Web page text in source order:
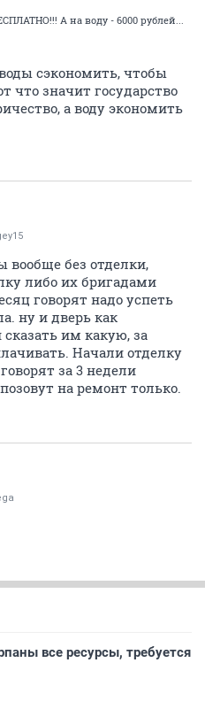
А на воду - 6000 рублей...
сэкономить, чтобы
что значит государство
а воду экономить
вообще без отделки,
либо их бригадами
говорят надо успеть
ну и дверь как
им какую, за
Начали отделку
за 3 недели
на ремонт только.
все ресурсы, требуется